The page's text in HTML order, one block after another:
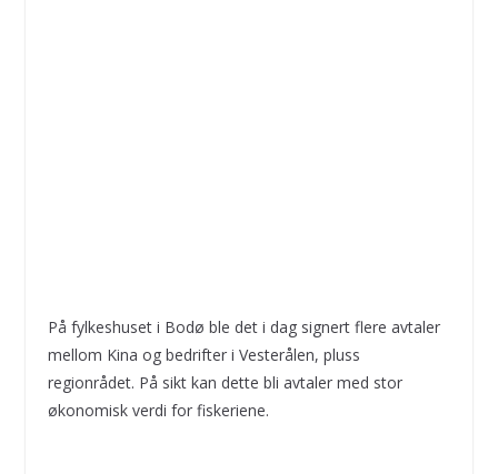
På fylkeshuset i Bodø ble det i dag signert flere avtaler
mellom Kina og bedrifter i Vesterålen, pluss
regionrådet. På sikt kan dette bli avtaler med stor
økonomisk verdi for fiskeriene.